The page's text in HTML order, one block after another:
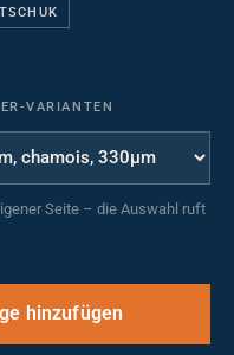
VARIANTEN
Seite – die Auswahl ruft